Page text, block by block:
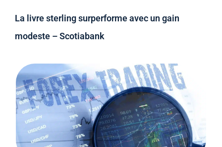
La livre sterling surperforme avec un gain
modeste – Scotiabank